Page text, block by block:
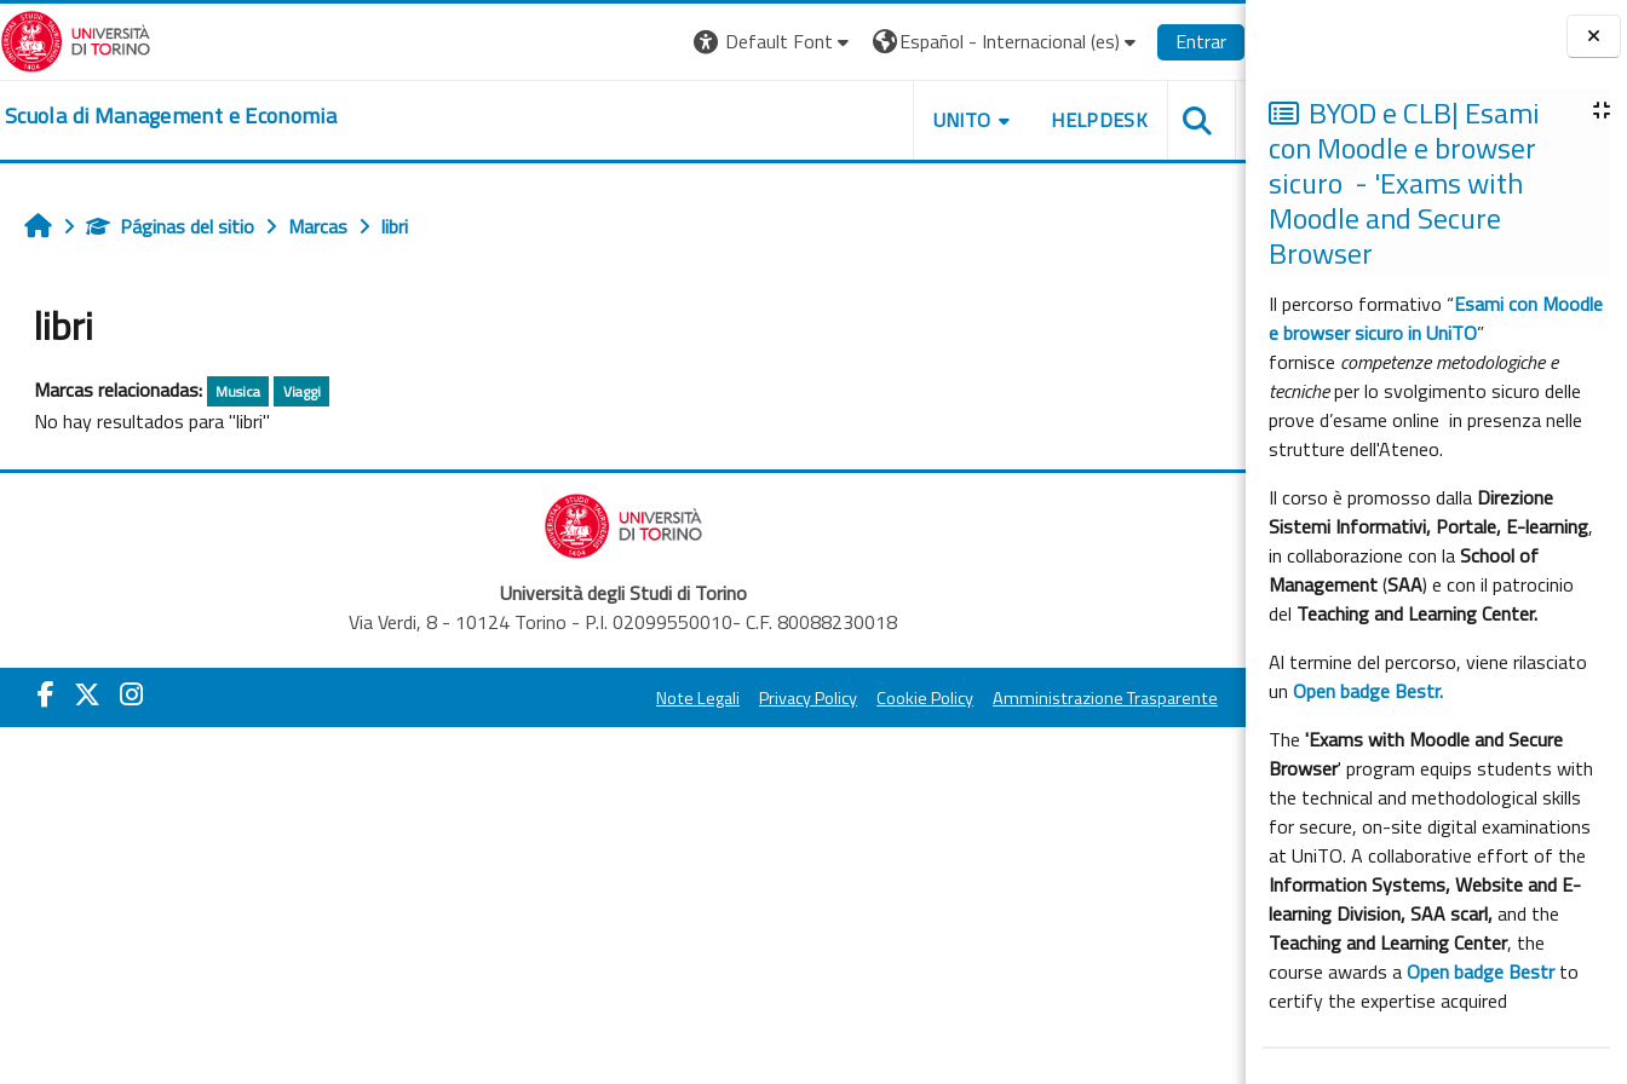
Salta al contenido principal
Bloques
BYOD e CLB| Esami
con Moodle e browser
sicuro - 'Exams with
Moodle and Secure
Browser
Il percorso formativo “Esami con Moodle
e browser sicuro in UniTO”
fornisce competenze metodologiche e
tecnicheper lo svolgimento sicuro delle
prove d’esame online in presenza nelle
strutture dell'Ateneo.
Il corso è promosso dalla Direzione
Sistemi Informativi, Portale, E-learning,
in collaborazione con laSchool of
Management(SAA) e con il patrocinio
del Teaching and Learning Center.
Al termine del percorso, viene rilasciato
unOpen badge Bestr.
The'Exams with Moodle and Secure
Browser' program equips students with
the technical and methodological skills
for secure, on-site digital examinations
at UniTO. A collaborative effort of the
Information Systems, Website and E-
learning Division,SAA scarl,and the
Teaching and Learning Center, the
course awards aOpen badge Bestrto
certify the expertise acquired
Default Font Español - Internacional ‎(es)‎ Entrar
Scuola di Management e Economia UNITO HELPDESK
InicioPáginas del sitio Marcas libri
libri
Marcas relacionadas: Musica Viaggi
No hay resultados para "libri"
Università degli Studi di Torino
Via Verdi, 8 - 10124 Torino - P.I. 02099550010- C.F. 80088230018
Note Legali Privacy Policy Cookie Policy Amministrazione Trasparente